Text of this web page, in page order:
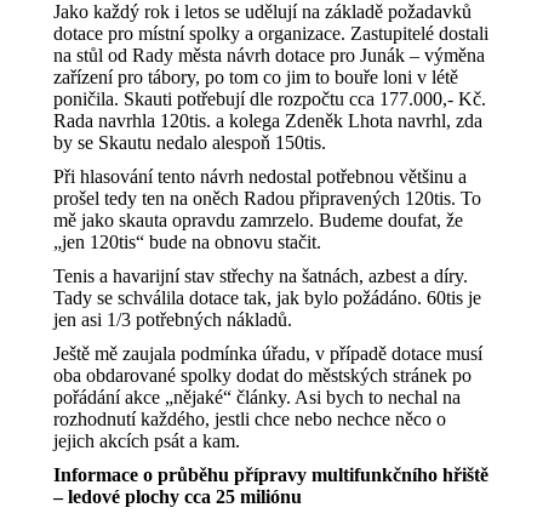
Jako každý rok i letos se udělují na základě požadavků
dotace pro místní spolky a organizace. Zastupitelé dostali
na stůl od Rady města návrh dotace pro Junák – výměna
zařízení pro tábory, po tom co jim to bouře loni v létě
poničila. Skauti potřebují dle rozpočtu cca 177.000,- Kč.
Rada navrhla 120tis. a kolega Zdeněk Lhota navrhl, zda
by se Skautu nedalo alespoň 150tis.
Při hlasování tento návrh nedostal potřebnou většinu a
prošel tedy ten na oněch Radou připravených 120tis. To
mě jako skauta opravdu zamrzelo. Budeme doufat, že
„jen 120tis“ bude na obnovu stačit.
Tenis a havarijní stav střechy na šatnách, azbest a díry.
Tady se schválila dotace tak, jak bylo požádáno. 60tis je
jen asi 1/3 potřebných nákladů.
Ještě mě zaujala podmínka úřadu, v případě dotace musí
oba obdarované spolky dodat do městských stránek po
pořádání akce „nějaké“ články. Asi bych to nechal na
rozhodnutí každého, jestli chce nebo nechce něco o
jejich akcích psát a kam.
Informace o průběhu přípravy multifunkčního hřiště
– ledové plochy cca 25 miliónu